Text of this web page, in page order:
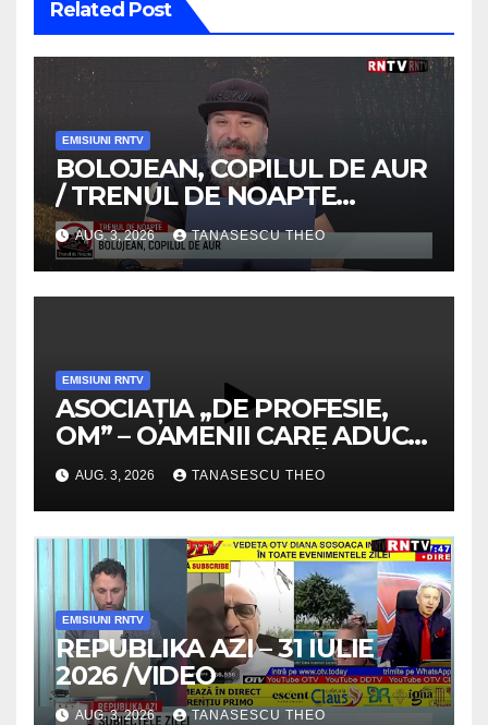
Related Post
EMISIUNI RNTV
BOLOJEAN, COPILUL DE AUR
/ TRENUL DE NOAPTE
/VIDEO
AUG. 3, 2026 TANASESCU THEO
EMISIUNI RNTV
ASOCIAȚIA „DE PROFESIE,
OM” – OAMENII CARE ADUC
VALOARE COMUNITĂȚII /
SECRETELE SUCCESULUI
/VIDEO
AUG. 3, 2026 TANASESCU THEO
EMISIUNI RNTV
REPUBLIKA AZI – 31 IULIE
2026 /VIDEO
AUG. 3, 2026 TANASESCU THEO